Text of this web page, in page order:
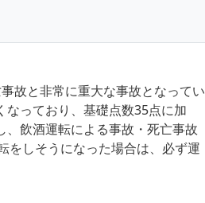
故と非常に重大な事故となってい
っており、基礎点数35点に加
飲酒運転による事故・死亡事故
をしそうになった場合は、必ず運